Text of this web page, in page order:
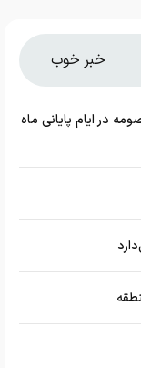
خبر خوب
در ایام پایانی ماه